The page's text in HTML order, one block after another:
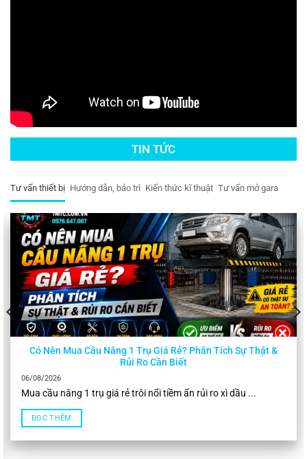
TIN TỨC
Tư vấn thiết bị Hướng dẫn, bảo trì Kiến thức kĩ thuật Tư vấn mở gara
Có Nên Mua Cầu Nâng 1 Trụ Giá Rẻ? Phân Tích Sự Thật &
Rủi Ro Cần Biết
06/08/2026
Mua cầu nâng 1 trụ giá rẻ trôi nổi tiềm ẩn rủi ro xì dầu ...
ĐỌC THÊM